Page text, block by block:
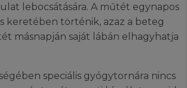
lebocsátására. A műtét egynapos
keretében történik, azaz a beteg
másnapján saját lábán elhagyhatja
speciális gyógytornára nincs